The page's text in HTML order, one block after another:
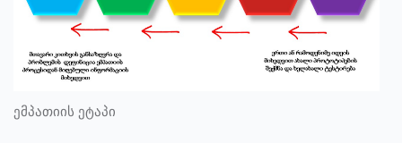
ემპათიის ეტაპი